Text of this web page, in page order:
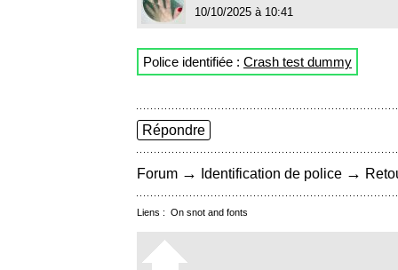
10/10/2025 à 10:41
Police identifiée : Crash test dummy
Répondre
Forum → Identification de police →
Liens : On snot and fonts